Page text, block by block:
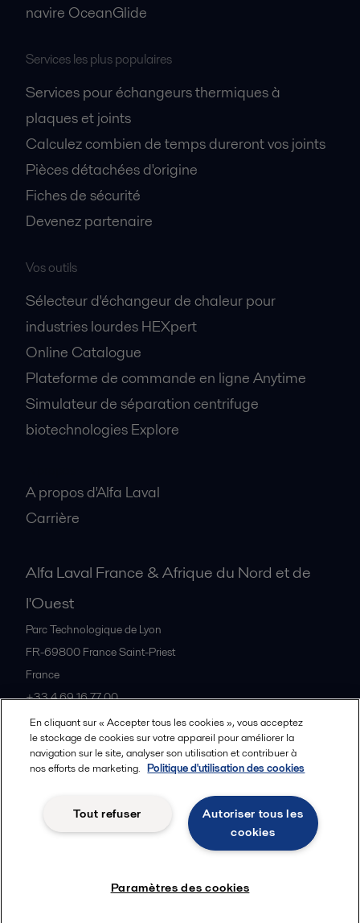
navire OceanGlide
Services les plus populaires
Services pour échangeurs thermiques à
plaques et joints
Calculez combien de temps dureront vos joints
Pièces détachées d'origine
Fiches de sécurité
Devenez partenaire
Vos outils
Sélecteur d'échangeur de chaleur pour
industries lourdes HEXpert
Online Catalogue
Plateforme de commande en ligne Anytime
Simulateur de séparation centrifuge
biotechnologies Explore
A propos d'Alfa Laval
Carrière
Alfa Laval France & Afrique du Nord et de
l'Ouest
Parc Technologique de Lyon
FR-69800 France Saint-Priest
France
+33 4 69 16 77 00
Tous les bureaux et partenaires
© 2015-2026, ALFA LAVAL
Cookies policy Legal terms and conditions
En cliquant sur « Accepter tous les cookies », vous acceptez
le stockage de cookies sur votre appareil pour améliorer la
navigation sur le site, analyser son utilisation et contribuer à
nos efforts de marketing. Politique d'utilisation des cookies
Autoriser tous les
cookies
Tout refuser
Paramètres des cookies